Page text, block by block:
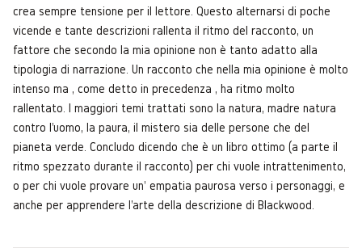
crea sempre tensione per il lettore. Questo alternarsi di poche
vicende e tante descrizioni rallenta il ritmo del racconto, un
fattore che secondo la mia opinione non è tanto adatto alla
tipologia di narrazione. Un racconto che nella mia opinione è molto
intenso ma , come detto in precedenza , ha ritmo molto
rallentato. I maggiori temi trattati sono la natura, madre natura
contro l'uomo, la paura, il mistero sia delle persone che del
pianeta verde. Concludo dicendo che è un libro ottimo (a parte il
ritmo spezzato durante il racconto) per chi vuole intrattenimento,
o per chi vuole provare un' empatia paurosa verso i personaggi, e
anche per apprendere l'arte della descrizione di Blackwood.